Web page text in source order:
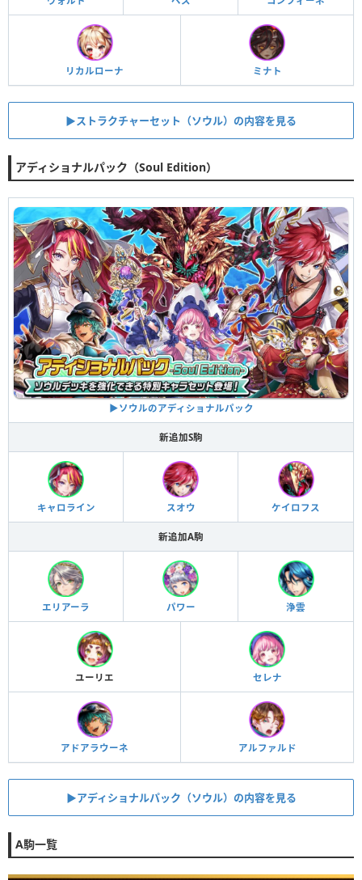
リカルローナ ミナト
▶︎ストラクチャーセット（ソウル）の内容を見る
アディショナルパック（Soul Edition）
▶︎ソウルのアディショナルパック
新追加S駒
キャロライン スオウ ケイロフス
新追加A駒
エリアーラ パワー 浄雲
ユーリエ セレナ
アドアラウーネ アルファルド
▶︎アディショナルパック（ソウル）の内容を見る
A駒一覧